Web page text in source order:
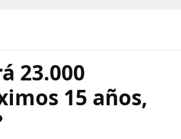
23.000
15 años,